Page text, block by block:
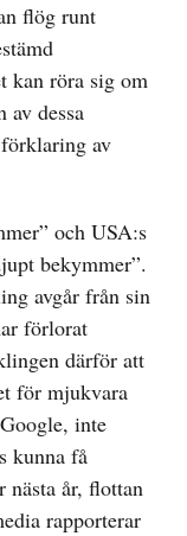
flög runt
kan röra sig om
dessa
av
och USA:s
bekymmer”.
avgår från sin
förlorat
därför att
för mjukvara
inte
kunna få
nästa år, flottan
rapporterar